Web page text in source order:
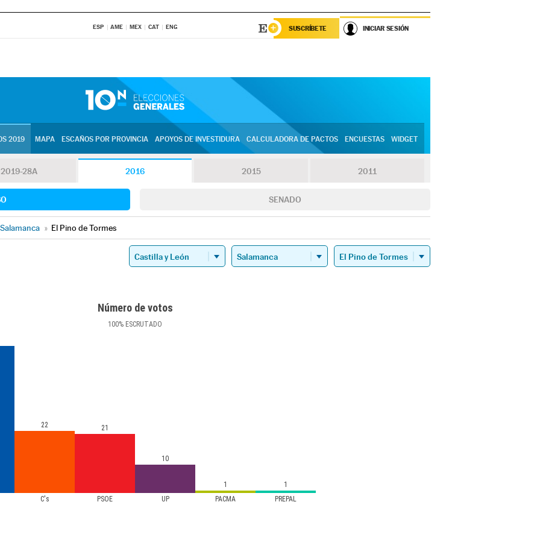
ESP AME MEX CAT ENG SUSCRÍBETE INICIAR SESIÓN
2019 MAPA ESCAÑOS POR PROVINCIA APOYOS DE INVESTIDURA CALCULADORA DE PACTOS ENCUESTAS WIDGET
2019-28A 2016 2015 2011
SENADO
Salamanca » El Pino de Tormes
Número de votos
100% ESCRUTADO
C's PSOE UP PACMA PREPAL
22 21
10
1 1